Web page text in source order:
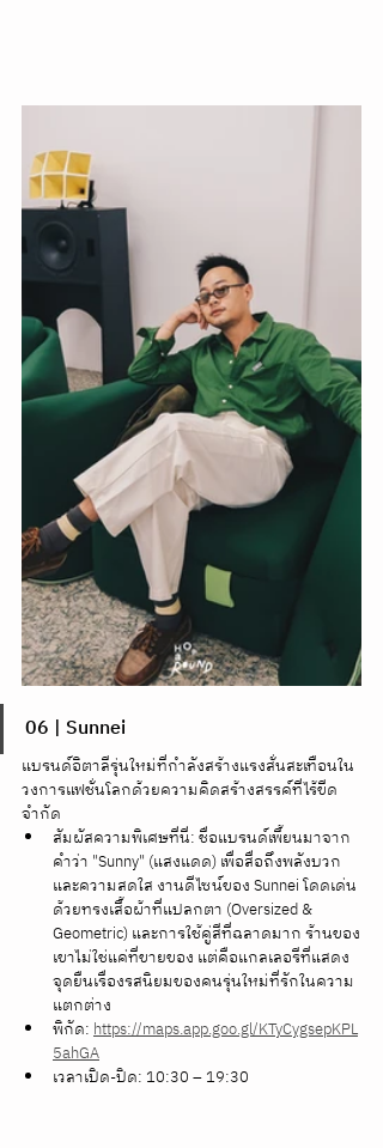
06 | Sunnei
แบรนด์อิตาลีรุ่นใหม่ที่กำลังสร้างแรงสั่นสะเทือนใน
วงการแฟชั่นโลกด้วยความคิดสร้างสรรค์ที่ไร้ขีด
จำกัด
สัมผัสความพิเศษที่นี่: ชื่อแบรนด์เพี้ยนมาจาก
คำว่า "Sunny" (แสงแดด) เพื่อสื่อถึงพลังบวก
และความสดใส งานดีไซน์ของ Sunnei โดดเด่น
ด้วยทรงเสื้อผ้าที่แปลกตา (Oversized &
Geometric) และการใช้คู่สีที่ฉลาดมาก ร้านของ
เขาไม่ใช่แค่ที่ขายของ แต่คือแกลเลอรีที่แสดง
จุดยืนเรื่องรสนิยมของคนรุ่นใหม่ที่รักในความ
แตกต่าง
พิกัด: https://maps.app.goo.gl/KTyCygsepKPL
5ahGA
เวลาเปิด-ปิด: 10:30 – 19:30